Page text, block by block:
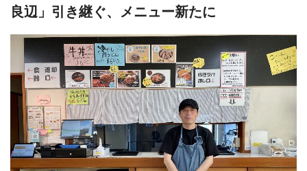
良辺」引き継ぐ、メニュー新たに